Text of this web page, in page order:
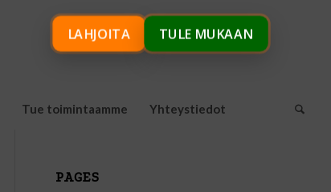
Tue toimintaamme Yhteystiedot
PAGES
LAHJOITA TULE MUKAAN